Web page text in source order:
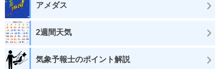
アメダス
2週間天気
気象予報士のポイント解説